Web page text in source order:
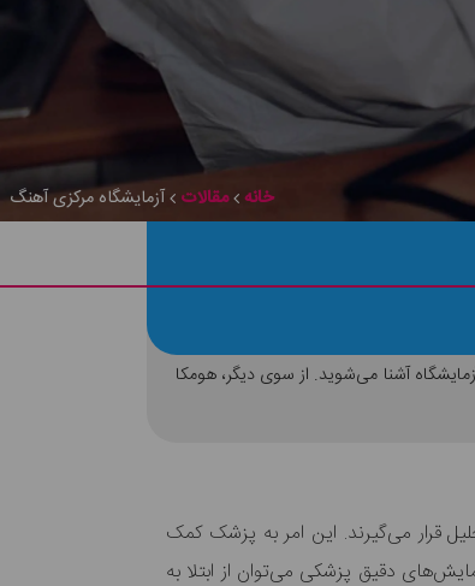
خانه مقالات آزمایشگاه مرکزی آهنگ
آشنا می‌شوید. از سوی دیگر، هومکا
قرار می‌گیرند. این امر به پزشک کمک
دقیق پزشکی می‌توان از ابتلا به